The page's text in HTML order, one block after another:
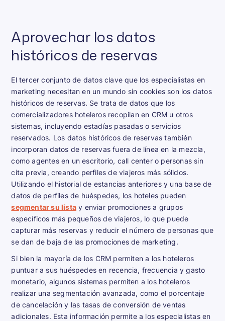
Aprovechar los datos
históricos de reservas
El tercer conjunto de datos clave que los especialistas en
marketing necesitan en un mundo sin cookies son los datos
históricos de reservas. Se trata de datos que los
comercializadores hoteleros recopilan en CRM u otros
sistemas, incluyendo estadías pasadas o servicios
reservados. Los datos históricos de reservas también
incorporan datos de reservas fuera de línea en la mezcla,
como agentes en un escritorio, call center o personas sin
cita previa, creando perfiles de viajeros más sólidos.
Utilizando el historial de estancias anteriores y una base de
datos de perfiles de huéspedes, los hoteles pueden
segmentar su lista y enviar promociones a grupos
específicos más pequeños de viajeros, lo que puede
capturar más reservas y reducir el número de personas que
se dan de baja de las promociones de marketing.
Si bien la mayoría de los CRM permiten a los hoteleros
puntuar a sus huéspedes en recencia, frecuencia y gasto
monetario, algunos sistemas permiten a los hoteleros
realizar una segmentación avanzada, como el porcentaje
de cancelación y las tasas de conversión de ventas
adicionales. Esta información permite a los especialistas en